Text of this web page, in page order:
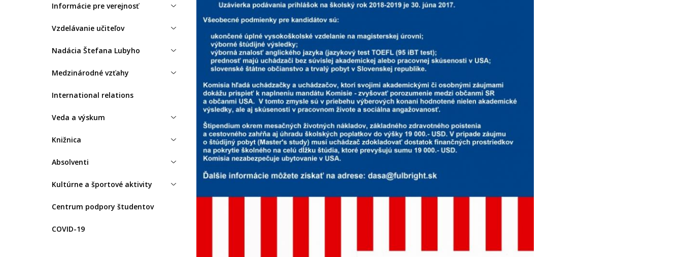
Informácie pre verejnosť
Vzdelávanie učiteľov
Nadácia Štefana Lubyho
Medzinárodné vzťahy
International relations
Veda a výskum
Knižnica
Absolventi
Kultúrne a športové aktivity
Centrum podpory študentov
COVID-19